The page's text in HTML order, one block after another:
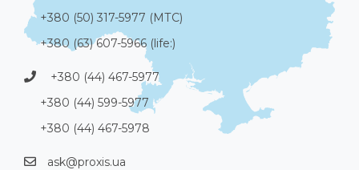
+380 (50) 317-5977 (МТС)
+380 (63) 607-5966 (life:)
+380 (44) 467-5977
+380 (44) 599-5977
+380 (44) 467-5978
ask@proxis.ua